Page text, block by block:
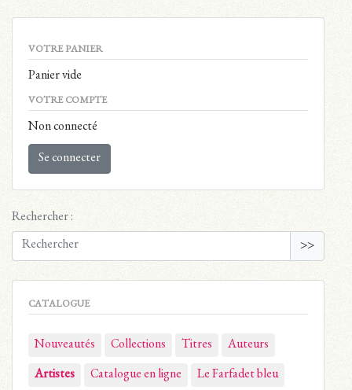
VOTRE PANIER
Panier vide
VOTRE COMPTE
Non connecté
Se connecter
Rechercher :
>>
CATALOGUE
Nouveautés Collections Titres Auteurs
Artistes Catalogue en ligne Le Farfadet bleu